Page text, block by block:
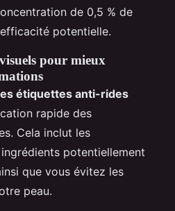
de 0,5 % de
potentielle.
pour mieux
étiquettes anti-rides
rapide des
Cela inclut les
potentiellement
que vous évitez les
peau.